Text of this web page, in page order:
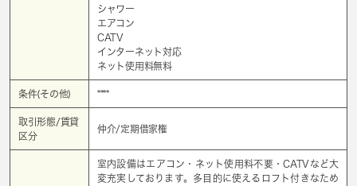
シャワー
エアコン
CATV
インターネット対応
ネット使用料無料
条件(その他) ****
取引形態/賃貸
区分
仲介/定期借家権
室内設備はエアコン・ネット使用料不要・CATVなど大
変充実しております。多目的に使えるロフト付きなため